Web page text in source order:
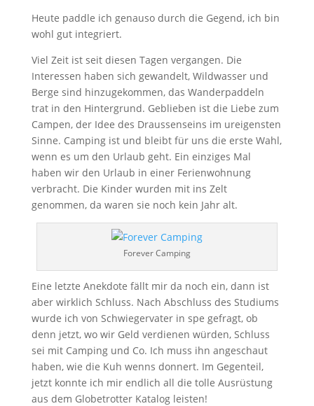
Heute paddle ich genauso durch die Gegend, ich bin
wohl gut integriert.
Viel Zeit ist seit diesen Tagen vergangen. Die
Interessen haben sich gewandelt, Wildwasser und
Berge sind hinzugekommen, das Wanderpaddeln
trat in den Hintergrund. Geblieben ist die Liebe zum
Campen, der Idee des Draussenseins im ureigensten
Sinne. Camping ist und bleibt für uns die erste Wahl,
wenn es um den Urlaub geht. Ein einziges Mal
haben wir den Urlaub in einer Ferienwohnung
verbracht. Die Kinder wurden mit ins Zelt
genommen, da waren sie noch kein Jahr alt.
Forever Camping
Eine letzte Anekdote fällt mir da noch ein, dann ist
aber wirklich Schluss. Nach Abschluss des Studiums
wurde ich von Schwiegervater in spe gefragt, ob
denn jetzt, wo wir Geld verdienen würden, Schluss
sei mit Camping und Co. Ich muss ihn angeschaut
haben, wie die Kuh wenns donnert. Im Gegenteil,
jetzt konnte ich mir endlich all die tolle Ausrüstung
aus dem Globetrotter Katalog leisten!